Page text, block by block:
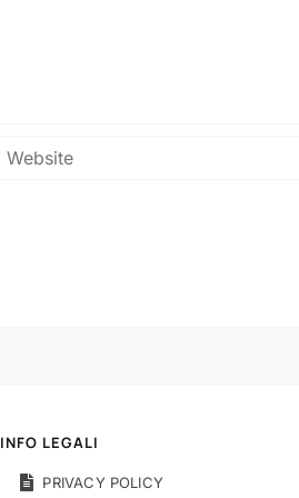
INFO LEGALI
PRIVACY POLICY